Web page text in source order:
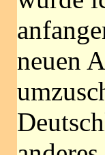
neuen